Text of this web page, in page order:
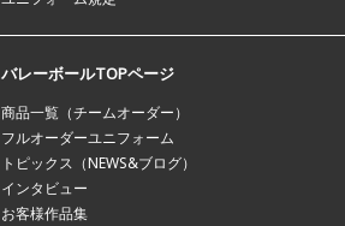
バレーボールTOPページ
商品一覧（チームオーダー）
フルオーダーユニフォーム
トピックス（NEWS&ブログ）
インタビュー
お客様作品集